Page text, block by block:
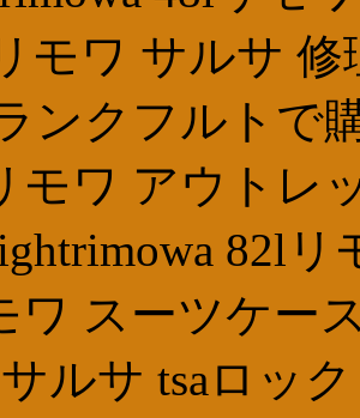
モワ サルサ
ンクフルトで
モワ アウトレ
82l
ワ スーツケー
ルサ tsaロッ